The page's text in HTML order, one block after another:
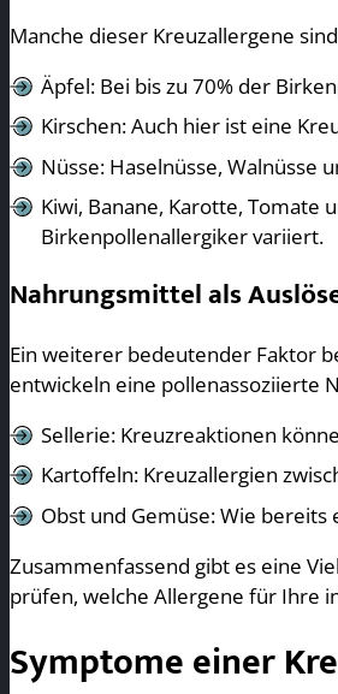
Manche dieser Kreuzallergene
Äpfel: Bei bis zu 70% der
Kirschen: Auch hier ist eine
Nüsse: Haselnüsse, Walnüsse
Kiwi, Banane, Karotte,
Birkenpollenallergiker variiert.
Nahrungsmittel als
Ein weiterer bedeutender Faktor
entwickeln eine pollenassoziierte
Sellerie: Kreuzreaktionen
Kartoffeln: Kreuzallergien
Obst und Gemüse: Wie
Zusammenfassend gibt es eine
prüfen, welche Allergene für Ihre
Symptome einer